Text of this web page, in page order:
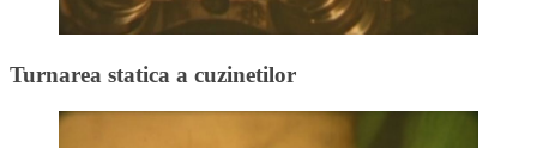
Turnarea statica a cuzinetilor